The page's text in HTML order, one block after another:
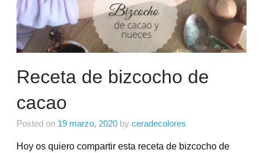
Receta de bizcocho de
cacao
Posted on 19 marzo, 2020 by ceradecolores
Hoy os quiero compartir esta receta de bizcocho de